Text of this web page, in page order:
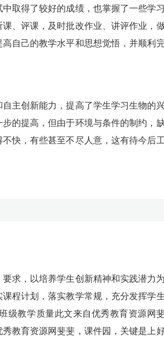
取得了较好的成绩，也掌握了一些学习
、评课，及时批改作业、讲评作业，
自己的教学水平和思想觉悟，并顺利
主创新能力，提高了学生学习生物的
的提高，但由于环境与条件的制约，
快，有些甚至不尽人意，这有待今后
求，以培养学生创新精神和实践潜力为
程计划，落实教学常规，充分发挥学生
级教学质量此文来自优秀教育资源网
教育资源网斐斐，课件园，关键是上